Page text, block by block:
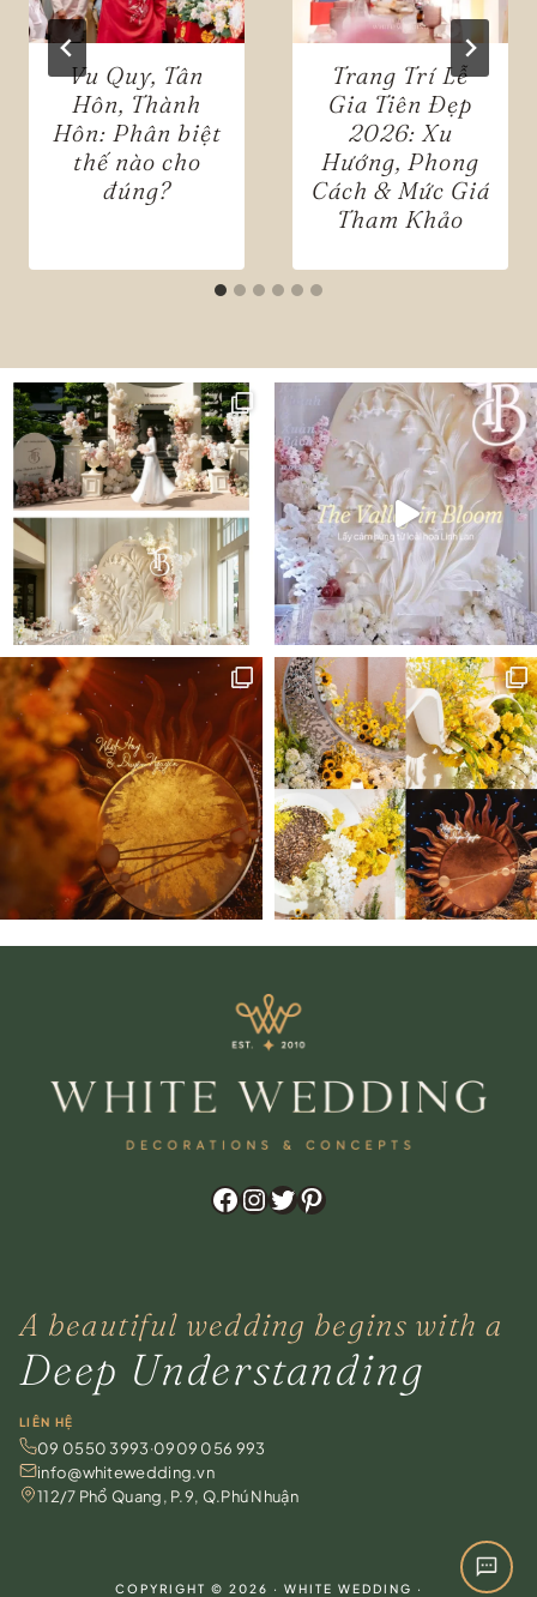
Vu Quy, Tân
Hôn, Thành
Hôn: Phân biệt
thế nào cho
đúng?
Trang Trí Lễ
Gia Tiên Đẹp
2026: Xu
Hướng, Phong
Cách & Mức Giá
Tham Khảo
Facebook
Instagram
Twitter
Pinterest
A beautiful wedding begins with a
Deep Understanding
LIÊN HỆ
09 0550 3993 ·0909 056 993
info@whitewedding.vn
112/7 Phổ Quang, P.9, Q.Phú Nhuận
COPYRIGHT © 2026 · WHITE WEDDING ·
Zalo
Chat trực tiếp
WhatsApp
For overseas clients
Instagram
Chat ngay
Trên website, không cần tài khoản